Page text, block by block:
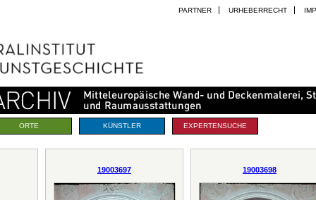
PARTNER URHEBERRECHT
ORTE KÜNSTLER EXPERTENSUCHE
19003697 19003698